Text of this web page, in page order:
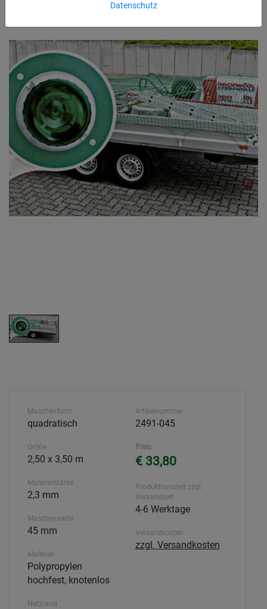
Datenschutz
Maschenform
quadratisch
Größe
2,50 x 3,50 m
Materialstärke
2,3 mm
Maschenweite
45 mm
Material
Polypropylen
hochfest, knotenlos
Netzrand
Artikelnummer
2491-045
Preis
€ 33,80
Produktionszeit zzgl.
Versandzeit
4-6 Werktage
Versandkosten
zzgl. Versandkosten